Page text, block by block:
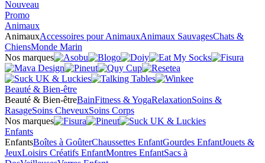
Nouveau
Promo
Animaux
AnimauxAccessoires pour AnimauxAnimaux SauvagesChats &
ChiensMonde Marin
Nos marques
Beauté & Bien-être
Beauté & Bien-êtreBainFitness & YogaRelaxationSoins &
RasageSoins CheveuxSoins Corps
Nos marques
Enfants
EnfantsBoîtes à GoûterChaussettes EnfantGourdes EnfantJouets &
JeuxLoisirs Créatifs EnfantMontres EnfantSacs à